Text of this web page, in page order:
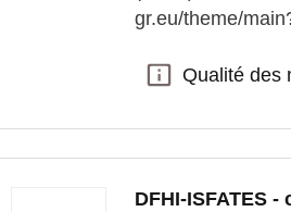
gr.eu/theme/
Qualité des
Qualité des
DFHI-ISFATES